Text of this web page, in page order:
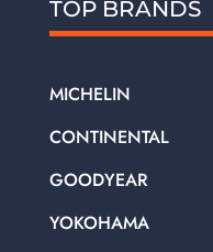
TOP BRANDS
MICHELIN
CONTINENTAL
GOODYEAR
YOKOHAMA